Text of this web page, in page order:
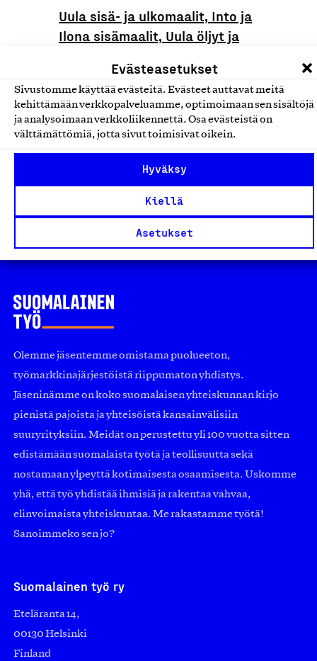
Evästeasetukset
Sivustomme käyttää evästeitä. Evästeet auttavat meitä
kehittämään verkkopalveluamme, optimoimaan sen sisältöjä
ja analysoimaan verkkoliikennettä. Osa evästeistä on
välttämättömiä, jotta sivut toimisivat oikein.
Hyväksy
Kiellä
Asetukset
Uula sisä- ja ulkomaalit, Into ja
Ilona sisämaalit, Uula öljyt ja
Homesuoja, Uula oheistuotteet
Uula Color Oy, Tuote
Sisämaalit ja tapetit
Miranol
Sisämaalit ja tapetit
Olemme jäsentemme omistama puolueeton,
työmarkkinajärjestöistä riippumaton yhdistys.
Jäseninämme on koko suomalaisen yhteiskunnan kirjo
pienistä pajoista ja yhteisöistä kansainvälisiin
suuryrityksiin. Meidät on perustettu yli 100 vuotta sitten
edistämään suomalaista työtä ja teollisuutta sekä
nostamaan ylpeyttä kotimaisesta osaamisesta. Uskomme
yhä, että työ yhdistää ihmisiä ja rakentaa vahvaa,
elinvoimaista yhteiskuntaa. Me rakastamme työtä!
Sanoimmeko sen jo?
Suomalainen työ ry
Eteläranta 14,
00130 Helsinki
Finland